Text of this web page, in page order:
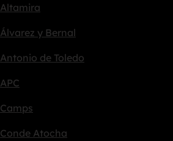
Altamira
Álvarez y Bernal
Antonio de Toledo
APC
Camps
Conde Atocha